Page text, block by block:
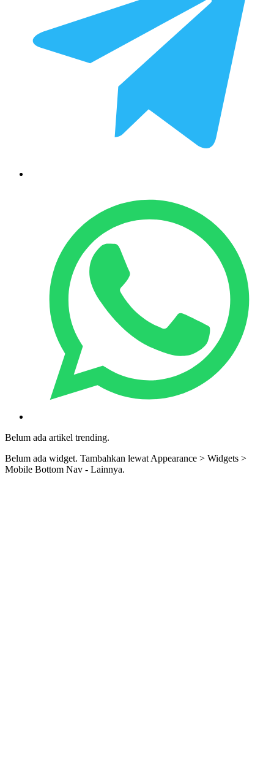
Belum ada artikel trending.
Belum ada widget. Tambahkan lewat Appearance > Widgets >
Mobile Bottom Nav - Lainnya.